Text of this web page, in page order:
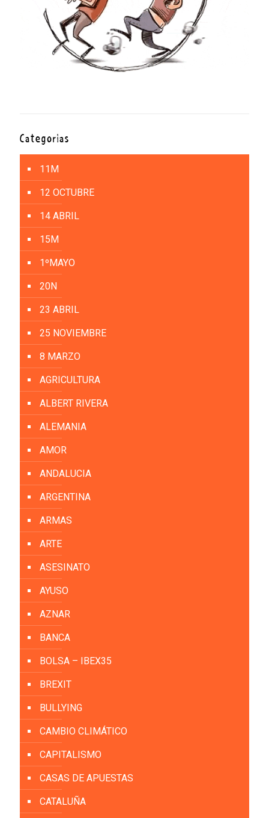
Categorías
11M
12 OCTUBRE
14 ABRIL
15M
1ºMAYO
20N
23 ABRIL
25 NOVIEMBRE
8 MARZO
AGRICULTURA
ALBERT RIVERA
ALEMANIA
AMOR
ANDALUCIA
ARGENTINA
ARMAS
ARTE
ASESINATO
AYUSO
AZNAR
BANCA
BOLSA – IBEX35
BREXIT
BULLYING
CAMBIO CLIMÁTICO
CAPITALISMO
CASAS DE APUESTAS
CATALUÑA